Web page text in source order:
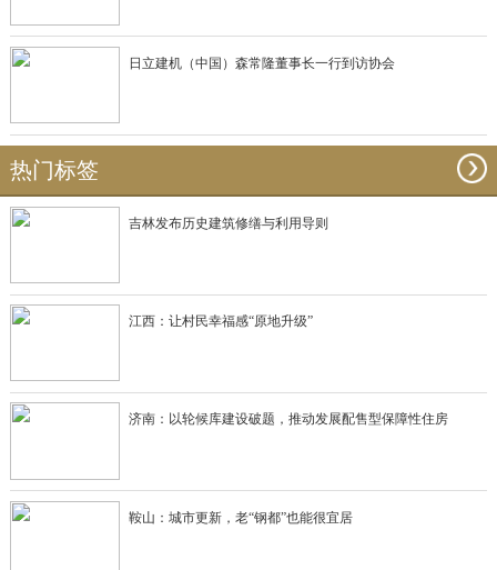
日立建机（中国）森常隆董事长一行到访协会
热门标签
吉林发布历史建筑修缮与利用导则
江西：让村民幸福感“原地升级”
济南：以轮候库建设破题，推动发展配售型保障性住房
鞍山：城市更新，老“钢都”也能很宜居